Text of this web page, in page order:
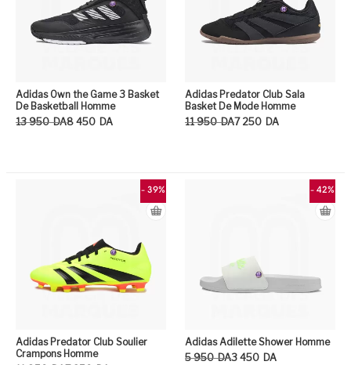
Adidas Own the Game 3 Basket
De Basketball Homme
13 950 DA
Le prix initial était : 13 950DA.
8 450 DA
Le prix actuel est : 8 450DA.
Adidas Predator Club Sala
Basket De Mode Homme
11 950 DA
Le prix initial était : 11 950DA.
7 250 DA
Le prix actuel est : 7 250DA.
- 39%
Adidas Predator Club Soulier
Crampons Homme
- 42%
Adidas Adilette Shower Homme
5 950 DA
Le prix initial était : 5 950DA.
3 450 DA
Le prix actuel est : 3 450DA.